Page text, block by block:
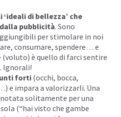
di bellezza’ che
pubblicità. Sono
per stimolare in noi
consumare, spendere… e
è quello di farci sentire
Ignorali!
forti(occhi, bocca,
e impara a valorizzarli. Una
solitamente per una
(“hai visto che gambe